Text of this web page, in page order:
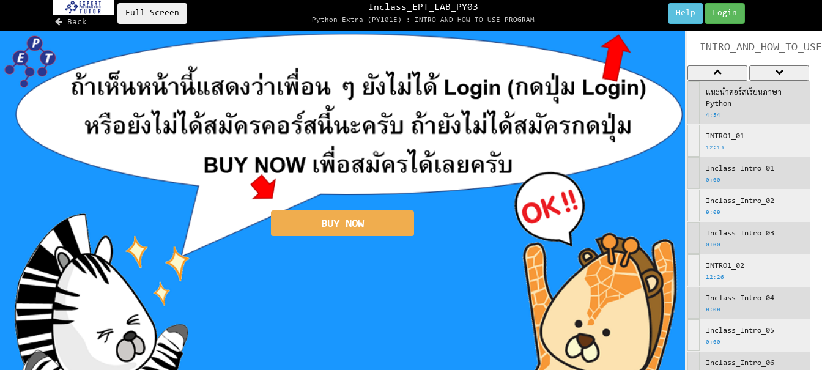
Back
Full Screen Login
Help
Inclass_EPT_LAB_PY03
Python Extra (PY101E) : INTRO_AND_HOW_TO_USE_PROGRAM
BUY NOW
แนะนำคอร์สเรียนภาษา
Python
4:54
INTRO1_01
12:13
Inclass_Intro_01
0:00
Inclass_Intro_02
0:00
Inclass_Intro_03
0:00
INTRO1_02
12:26
Inclass_Intro_04
0:00
Inclass_Intro_05
0:00
Inclass_Intro_06